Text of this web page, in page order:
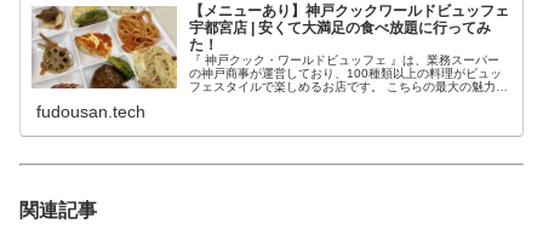
【メニューあり】神戸クックワールドビュッフェ
宇都宮店 | 安くて大満足の食べ放題に行ってみ
た！
『 神戸クック・ワールドビュッフェ 』は、業務スーパー
の神戸商事が運営しており、100種類以上の料理がビュッ
フェスタイルで楽しめるお店です。 こちらの最大の魅力
fudousan.tech
関連記事